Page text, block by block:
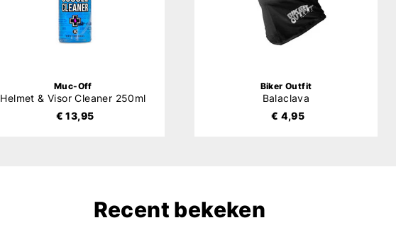
Muc-Off
Helmet & Visor Cleaner 250ml
€ 13,95
Biker Outfit
Balaclava
€ 4,95
Recent bekeken